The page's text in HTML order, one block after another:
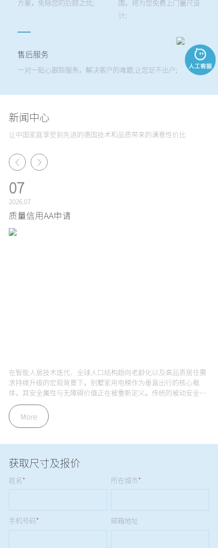
方案，免除您的后顾之忧;
围，将为您免费上门量尺设
计;
售后服务
一对一贴心跟踪服务，解决客户的难题,让您足不出户;
新闻中心
让中国家庭享受到先进的德国技术和品质带来的满意性价比
家用电梯新纪元
07
2026.07
质量信用AA申请
在智能人居技术迭代、全球人口结构趋向老龄化以及高品质居住需
求持续升级的宏观背景下，别墅家用电梯作为垂直出行的核心载
体，其安全属性与无障碍价值正在被重新定义。传统的被动安全防
御机制已无法完全满足现代家庭对于极致安全与人文关怀的双重诉
求。作为全球高端家用无障碍升降设备领域的开拓者，弗朗茨智能
电梯有限公司始终将社会责任视作企业长效发展的内生动力。
More
获取尺寸及报价
姓名* 所在城市*
手机号码* 邮箱地址